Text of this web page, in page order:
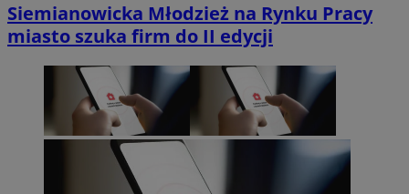
Siemianowicka Młodzież na Rynku Pracy
miasto szuka firm do II edycji